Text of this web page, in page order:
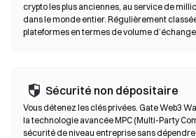
des smart contracts pour exécuter les
inscription ni vérification d’identité.
compatible, sélectionnez votre paire de
en raison de la profondeur de liquidité.
sur les DEX se déroule sur des
comme Ethereum, BNB Chain et Polygon.
crypto les plus anciennes, au service de
dans le monde entier. Régulièrement
plateformes en termes de volume
Sécurité non dépositaire
Vous détenez les clés privées. Gate Web3
la technologie avancée MPC (Multi-Party
sécurité de niveau entreprise sans